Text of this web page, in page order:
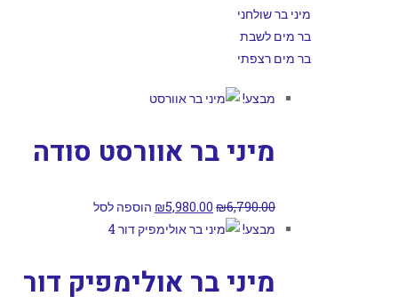
מיני בר שולחני
בר מים לשבת
בר מים רצפתי
מבצע!
מיני בר אוורסט סודה
₪6,790.00
₪5,980.00
הוספה לסל
מבצע!
מיני בר אולימפיק דור